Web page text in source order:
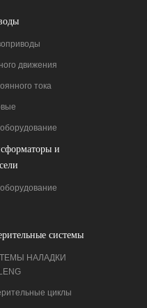
движения
тока
и
системы
НАЛАДКИ
циклы